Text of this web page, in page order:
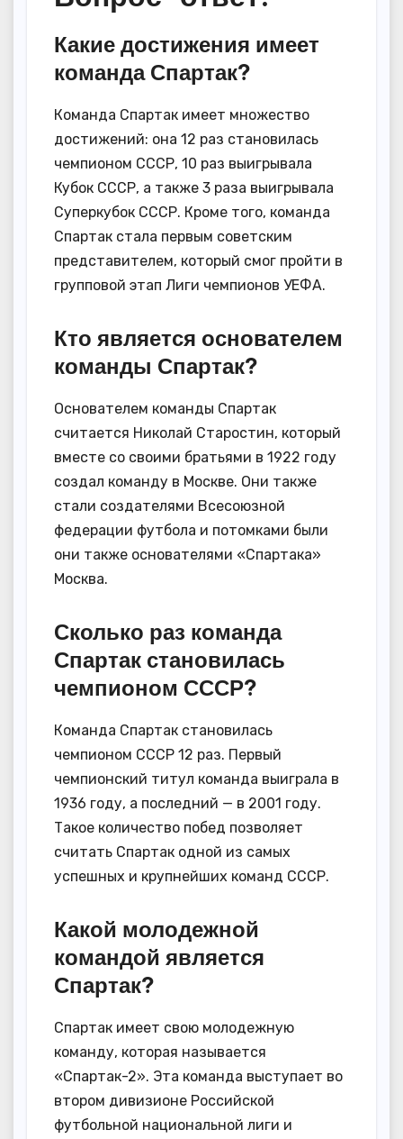
Какие достижения имеет
команда Спартак?
Команда Спартак имеет множество
достижений: она 12 раз становилась
чемпионом СССР, 10 раз выигрывала
Кубок СССР, а также 3 раза выигрывала
Суперкубок СССР. Кроме того, команда
Спартак стала первым советским
представителем, который смог пройти в
групповой этап Лиги чемпионов УЕФА.
Кто является основателем
команды Спартак?
Основателем команды Спартак
считается Николай Старостин, который
вместе со своими братьями в 1922 году
создал команду в Москве. Они также
стали создателями Всесоюзной
федерации футбола и потомками были
они также основателями «Спартака»
Москва.
Сколько раз команда
Спартак становилась
чемпионом СССР?
Команда Спартак становилась
чемпионом СССР 12 раз. Первый
чемпионский титул команда выиграла в
1936 году, а последний — в 2001 году.
Такое количество побед позволяет
считать Спартак одной из самых
успешных и крупнейших команд СССР.
Какой молодежной
командой является
Спартак?
Спартак имеет свою молодежную
команду, которая называется
«Спартак-2». Эта команда выступает во
втором дивизионе Российской
футбольной национальной лиги и